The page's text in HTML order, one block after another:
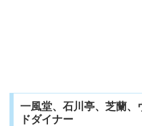
一風堂、石川亭、芝蘭、
ドダイナー